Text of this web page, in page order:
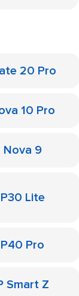
20 Pro
10 Pro
Nova 9
P30 Lite
P40 Pro
Smart Z